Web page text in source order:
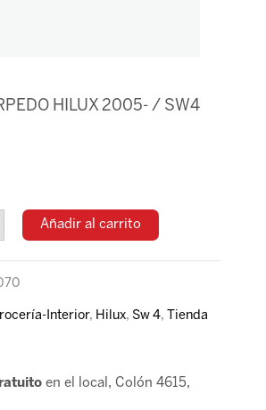
HILUX 2005- / SW4
Añadir al carrito
Interior, Hilux, Sw 4, Tienda
en el local, Colón 4615,